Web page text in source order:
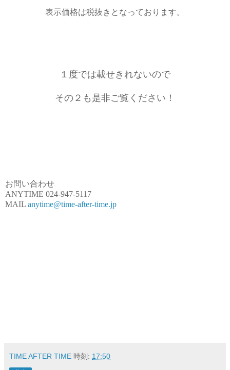
表示価格は税抜きとなっております。
１度では載せきれないので
その２も是非ご覧ください！
お問い合わせ
ANYTIME 024-947-5117
MAIL anytime@time-after-time.jp
TIME AFTER TIME 時刻: 17:50